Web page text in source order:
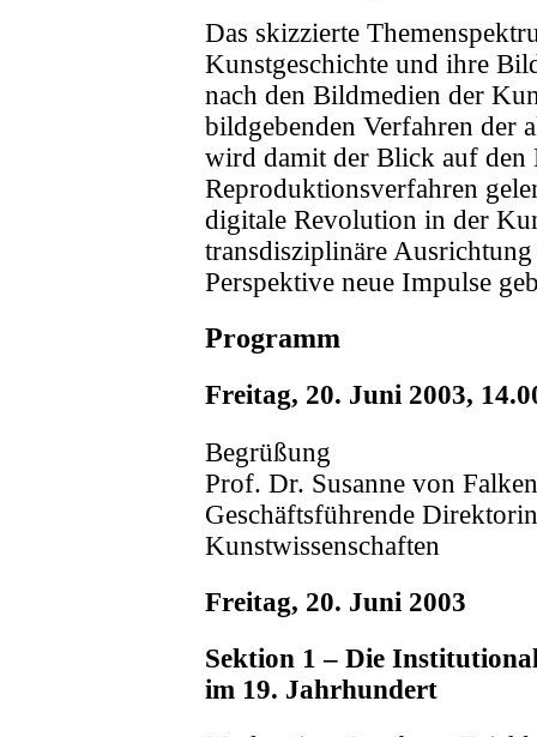
Das skizzierte
Kunstgeschichte und ihre
nach den Bildmedien der
bildgebenden Verfahren der
wird damit der Blick auf den
Reproduktionsverfahren
digitale Revolution in der
transdisziplinäre
Perspektive neue Impulse
Programm
Freitag, 20. Juni 2003,
Begrüßung
Prof. Dr. Susanne von
Geschäftsführende
Kunstwissenschaften
Freitag, 20. Juni 2003
Sektion 1 – Die
im 19. Jahrhundert